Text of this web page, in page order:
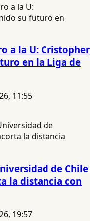
a la U: Cristopher
en la Liga de
11:55
de Chile
la distancia con
19:57